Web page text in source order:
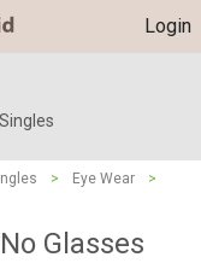
Login
> Eye Wear
>
Glasses